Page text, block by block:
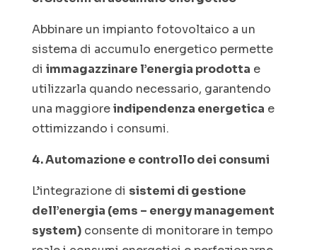
Abbinare un impianto fotovoltaico a un
sistema di accumulo energetico permette
di immagazzinare l’energia prodotta e
utilizzarla quando necessario, garantendo
una maggioreindipendenza energetica e
ottimizzando i consumi.
4. Automazione e controllo dei consumi
L’integrazione di sistemi di gestione
dell’energia (ems – energy management
system)consente di monitorare in tempo